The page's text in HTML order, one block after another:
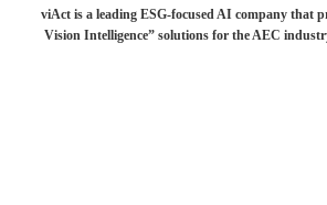
viAct is a leading ESG-focused AI company that
Vision Intelligence” solutions for the AEC